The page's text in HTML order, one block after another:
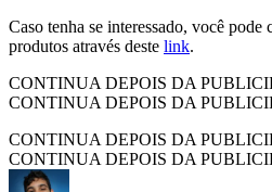
Caso tenha se interessado, você pode
produtos através deste link.
CONTINUA DEPOIS DA
CONTINUA DEPOIS DA
CONTINUA DEPOIS DA
CONTINUA DEPOIS DA